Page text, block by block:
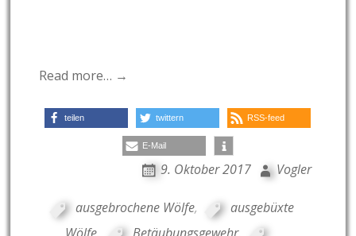
Read more… →
teilen twittern RSS-feed
E-Mail
9. Oktober 2017 Vogler
ausgebrochene Wölfe,
ausgebüxte